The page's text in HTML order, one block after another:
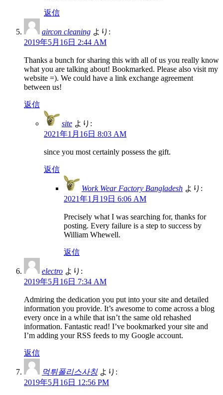
返信
aircon cleaning より:
2019年5月16日 2:44 AM
Thanks a bunch for sharing this with all of us you really know
what you are talking about! Bookmarked. Please also visit my
website =). We could have a link exchange agreement
between us!
返信
site より:
2021年1月16日 8:03 AM
since you most certainly possess the gift.
返信
Work Wear Factory Bangladesh より:
2021年1月19日 6:06 AM
Precisely what I was searching for, thanks for
posting. Every failure is a step to success by
William Whewell.
返信
electro より:
2019年5月16日 7:34 AM
Admiring the dedication you put into your site and detailed
information you provide. It’s awesome to come across a blog
every once in a while that isn’t the same old rehashed
information. Fantastic read! I’ve bookmarked your site and
I’m adding your RSS feeds to my Google account.
返信
먹튀폴리스사칭 より:
2019年5月16日 12:56 PM